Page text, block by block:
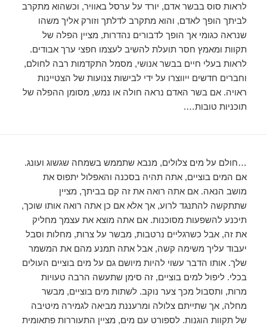
לראות סוס בבשר אדם, יורד על ערסל באוויר, וכשהוא מתקרב
לביתך הופך לאדם, והוא מתקרב לדלתך וזורק אליך משהו
שנראה כגומי אך הופך לדבורים נהדרות, מציין הפלה של
תקוות ומאמץ חסר תועלת להשיב לעצמו חפצי ערך אבודים.
לראות בעלי חיים בבשר אנושי, מסמל התקדמות רבה לחולם,
וחברים חדשים ייווצרו על ידי לבישות צנועות של הצטיינות
ראויה. אם בשר האדם נראה חולה או נמש, מסומן ההפלה של
תוכניות טובות….
…חולם על מים צלולים, מנבא שתממש בשמחה שגשוג ועונג.
אם המים בוציים, אתה תהיה בסכנה והאפלול יתפוס את
מושב הנאה. אם אתה רואה את זה קם בביתך, מציין
שתתקשה להתנגד לרוע, אך אלא אם כן אתה רואה אותו שוכך,
תיכנע להשפעות מסוכנות. אם אתה מוצא את עצמך מחליק
את זה, אבל כשרגליים נרטבות, מבשר על צרות, מחלות וסבל
יעבוד עליך משימה קשה, אבל אתה תמנע מהם את המשמר
שלך. אותו הדבר עשוי להיות מיושם גם על מים בוציים העולים
בכלי. ליפול למים בוציים, זה סימן שתעשה הרבה טעויות
מרות, ותסבול מכך צער נוקב. לשתות מים בוציים, מבשר
מחלה, אך שתייתם צלולה ומרעננת מביאה לגמירה מיטיבה
של תקוות הוגנות. לספורט עם מים, מציין התעוררות פתאומית